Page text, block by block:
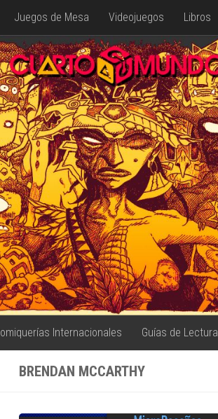
Juegos de Mesa Videojuegos Libros
Internacionales Guías de Lectura
BRENDAN MCCARTHY